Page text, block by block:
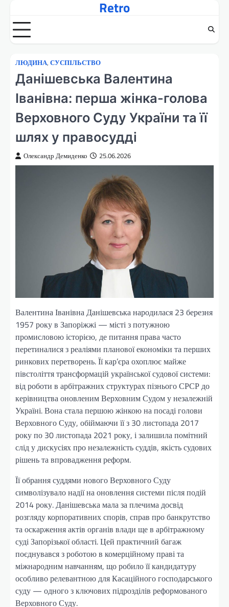
вмісту
Retro
ЛЮДИНА, СУСПІЛЬСТВО
Данішевська Валентина
Іванівна: перша жінка-голова
Верховного Суду України та її
шлях у правосудді
Олександр Демиденко 25.06.2026
Валентина Іванівна Данішевська народилася 23 березня
1957 року в Запоріжжі — місті з потужною
промисловою історією, де питання права часто
перетиналися з реаліями планової економіки та перших
ринкових перетворень. Її кар’єра охоплює майже
півстоліття трансформацій української судової системи:
від роботи в арбітражних структурах пізнього СРСР до
керівництва оновленим Верховним Судом у незалежній
Україні. Вона стала першою жінкою на посаді голови
Верховного Суду, обіймаючи її з 30 листопада 2017
року по 30 листопада 2021 року, і залишила помітний
слід у дискусіях про незалежність суддів, якість судових
рішень та впровадження реформ.
Її обрання суддями нового Верховного Суду
символізувало надії на оновлення системи після подій
2014 року. Данішевська мала за плечима досвід
розгляду корпоративних спорів, справ про банкрутство
та оскарження актів органів влади ще в арбітражному
суді Запорізької області. Цей практичний багаж
поєднувався з роботою в комерційному праві та
міжнародним навчанням, що робило її кандидатуру
особливо релевантною для Касаційного господарського
суду — одного з ключових підрозділів реформованого
Верховного Суду.